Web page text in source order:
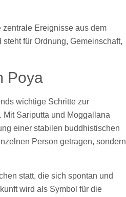
zentrale Ereignisse aus dem
für Ordnung, Gemeinschaft,
Poya
wichtige Schritte zur
Sariputta und Moggallana
einer stabilen buddhistischen
Person getragen, sondern
statt, die sich spontan und
wird als Symbol für die